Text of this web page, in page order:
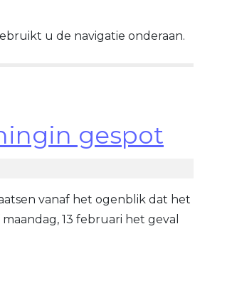
u de navigatie onderaan.
gespot
vanaf het ogenblik dat het
13 februari het geval